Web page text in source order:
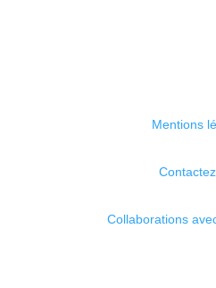
Mentions
Collaborations